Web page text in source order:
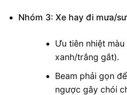
Nhóm 3: Xe hay đi mưa/
Ưu tiên nhiệt
xanh/trắng gắt).
Beam phải gọn
ngược gây chói